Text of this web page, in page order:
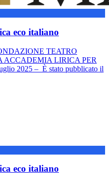
eco italiano
TEATRO
LIRICA PER
2025 – È stato pubblicato il
eco italiano